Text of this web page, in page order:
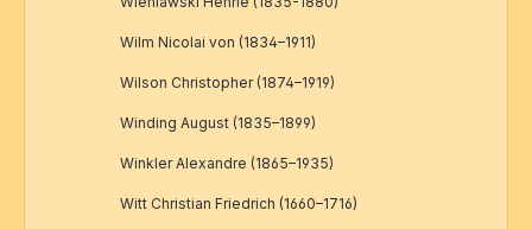
Wilm Nicolai von (1834–1911)
Wilson Christopher (1874–1919)
Winding August (1835–1899)
Winkler Alexandre (1865–1935)
Witt Christian Friedrich (1660–1716)